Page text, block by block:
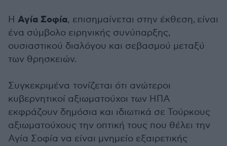
Η Αγία Σοφία, επισημαίνεται στην έκθεση, είναι
ένα σύμβολο ειρηνικής συνύπαρξης,
ουσιαστικού διαλόγου και σεβασμού μεταξύ
των θρησκειών.
Συγκεκριμένα τονίζεται ότι ανώτεροι
κυβερνητικοί αξιωματούχοι των ΗΠΑ
εκφράζουν δημόσια και ιδιωτικά σε Τούρκους
αξιωματούχους την οπτική τους που θέλει την
Αγία Σοφία να είναι μνημείο εξαιρετικής